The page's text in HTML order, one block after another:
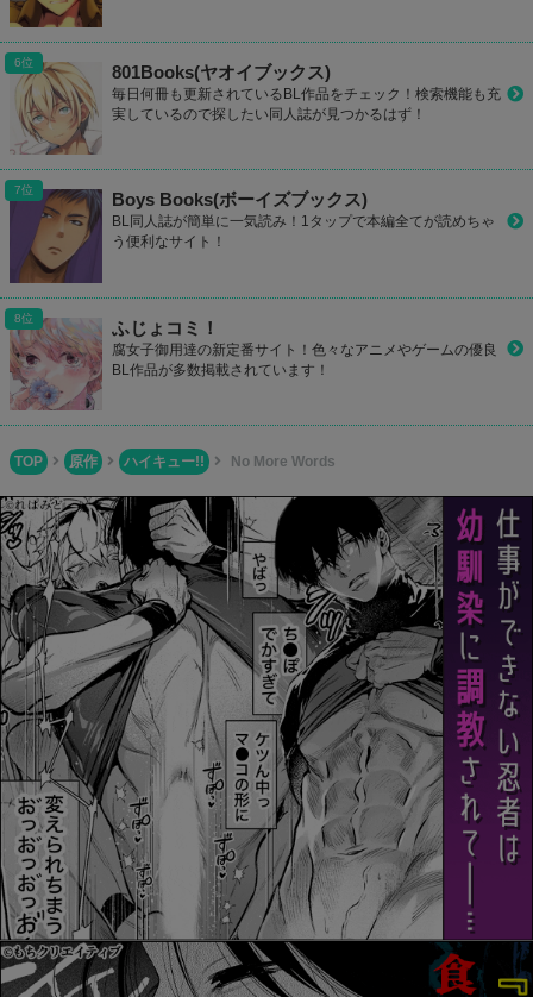
801Books(ヤオイブックス)
毎日何冊も更新されているBL作品をチェック！検索機能も充
実しているので探したい同人誌が見つかるはず！
Boys Books(ボーイズブックス)
BL同人誌が簡単に一気読み！1タップで本編全てが読めちゃ
う便利なサイト！
ふじょコミ！
腐女子御用達の新定番サイト！色々なアニメやゲームの優良
BL作品が多数掲載されています！
TOP 原作 ハイキュー!! No More Words